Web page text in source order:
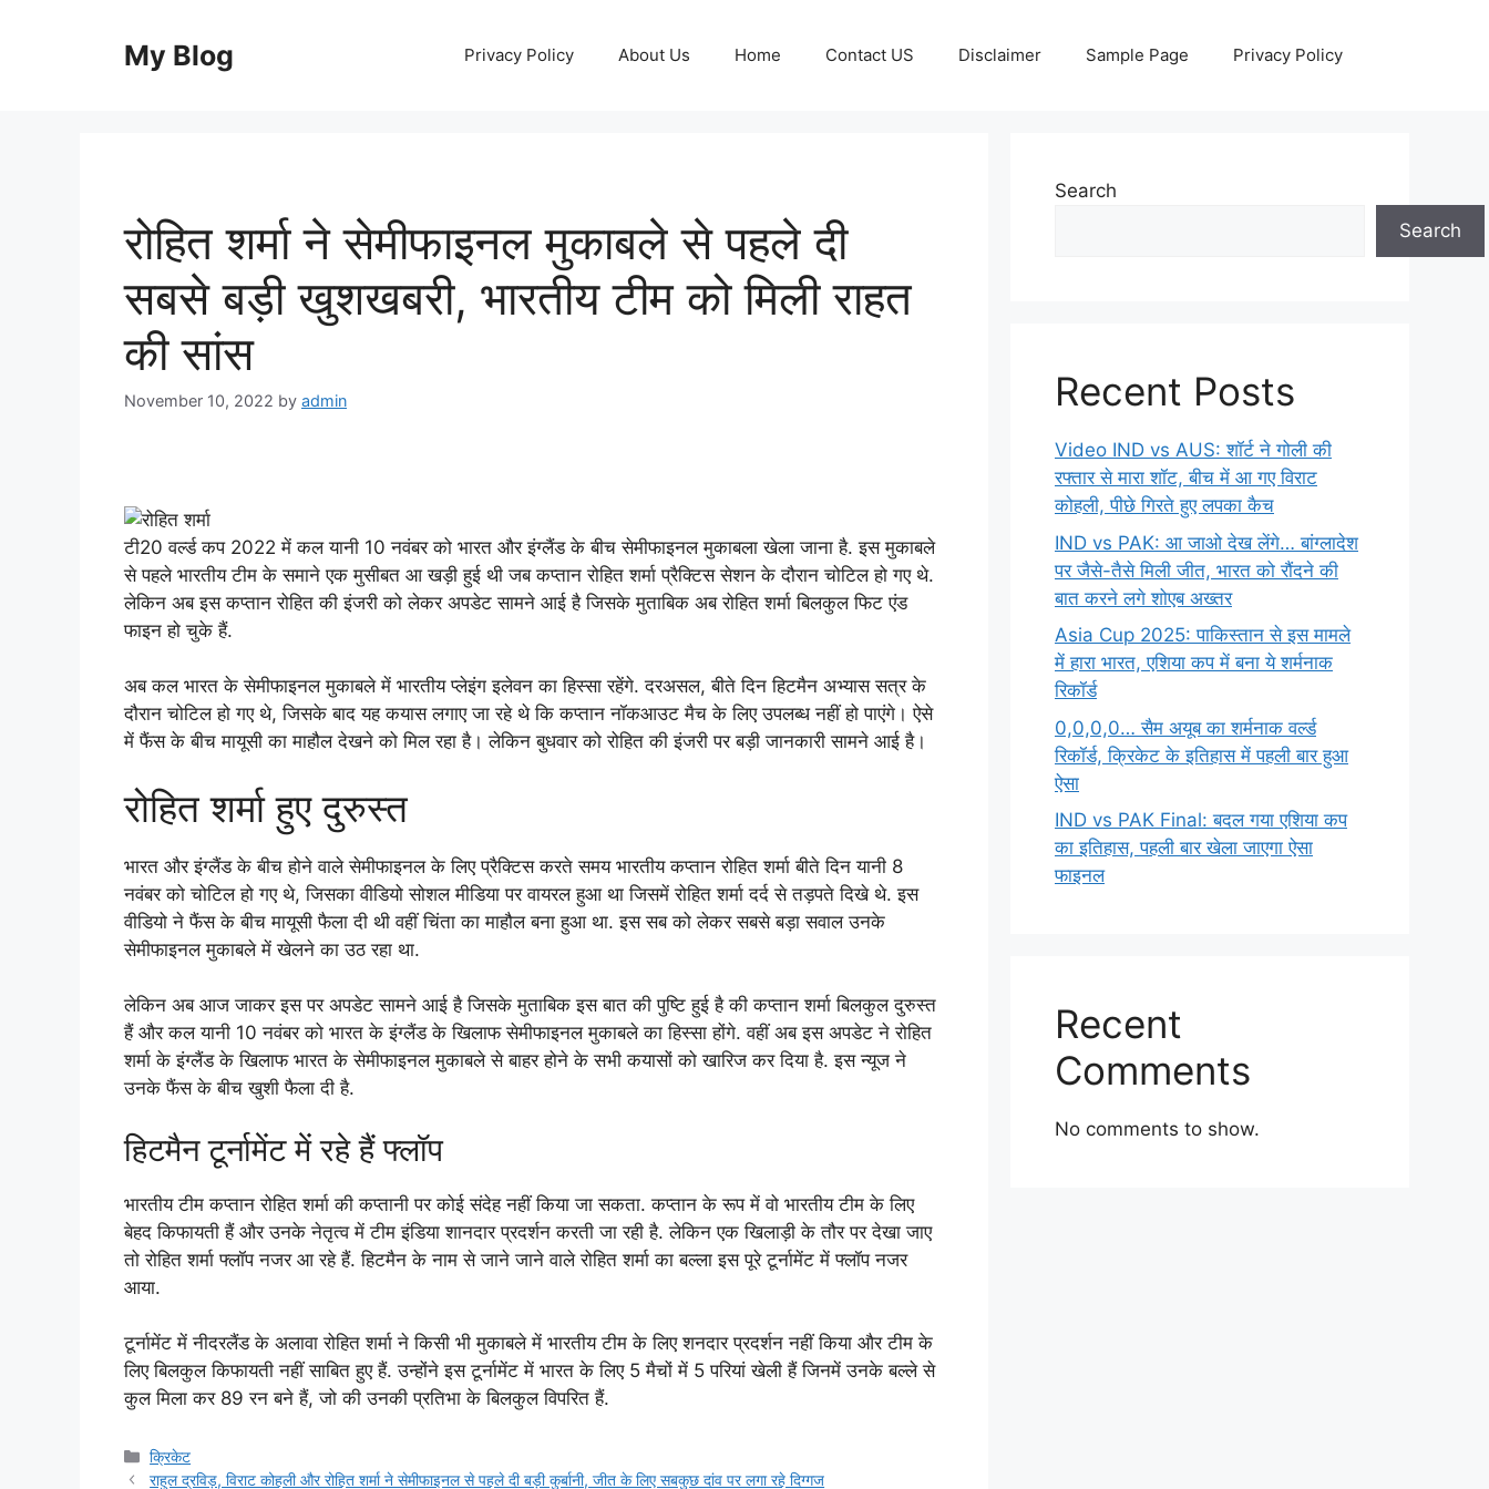
My Blog Privacy Policy About Us Home Contact US Disclaimer Sample Page Privacy Policy
रोहित शर्मा ने सेमीफाइनल मुकाबले से पहले दी
सबसे बड़ी खुशखबरी, भारतीय टीम को मिली राहत
की सांस
November 10, 2022 by admin
टी20 वर्ल्ड कप 2022 में कल यानी 10 नवंबर को भारत और इंग्लैंड के बीच सेमीफाइनल मुकाबला खेला जाना है. इस मुकाबले
से पहले भारतीय टीम के समाने एक मुसीबत आ खड़ी हुई थी जब कप्तान रोहित शर्मा प्रैक्टिस सेशन के दौरान चोटिल हो गए थे.
लेकिन अब इस कप्तान रोहित की इंजरी को लेकर अपडेट सामने आई है जिसके मुताबिक अब रोहित शर्मा बिलकुल फिट एंड
फाइन हो चुके हैं.
अब कल भारत के सेमीफाइनल मुकाबले में भारतीय प्लेइंग इलेवन का हिस्सा रहेंगे. दरअसल, बीते दिन हिटमैन अभ्यास सत्र के
दौरान चोटिल हो गए थे, जिसके बाद यह कयास लगाए जा रहे थे कि कप्तान नॉकआउट मैच के लिए उपलब्ध नहीं हो पाएंगे। ऐसे
में फैंस के बीच मायूसी का माहौल देखने को मिल रहा है। लेकिन बुधवार को रोहित की इंजरी पर बड़ी जानकारी सामने आई है।
रोहित शर्मा हुए दुरुस्त
भारत और इंग्लैंड के बीच होने वाले सेमीफाइनल के लिए प्रैक्टिस करते समय भारतीय कप्तान रोहित शर्मा बीते दिन यानी 8
नवंबर को चोटिल हो गए थे, जिसका वीडियो सोशल मीडिया पर वायरल हुआ था जिसमें रोहित शर्मा दर्द से तड़पते दिखे थे. इस
वीडियो ने फैंस के बीच मायूसी फैला दी थी वहीं चिंता का माहौल बना हुआ था. इस सब को लेकर सबसे बड़ा सवाल उनके
सेमीफाइनल मुकाबले में खेलने का उठ रहा था.
लेकिन अब आज जाकर इस पर अपडेट सामने आई है जिसके मुताबिक इस बात की पुष्टि हुई है की कप्तान शर्मा बिलकुल दुरुस्त
हैं और कल यानी 10 नवंबर को भारत के इंग्लैंड के खिलाफ सेमीफाइनल मुकाबले का हिस्सा होंगे. वहीं अब इस अपडेट ने रोहित
शर्मा के इंग्लैंड के खिलाफ भारत के सेमीफाइनल मुकाबले से बाहर होने के सभी कयासों को खारिज कर दिया है. इस न्यूज ने
उनके फैंस के बीच खुशी फैला दी है.
हिटमैन टूर्नामेंट में रहे हैं फ्लॉप
भारतीय टीम कप्तान रोहित शर्मा की कप्तानी पर कोई संदेह नहीं किया जा सकता. कप्तान के रूप में वो भारतीय टीम के लिए
बेहद किफायती हैं और उनके नेतृत्व में टीम इंडिया शानदार प्रदर्शन करती जा रही है. लेकिन एक खिलाड़ी के तौर पर देखा जाए
तो रोहित शर्मा फ्लॉप नजर आ रहे हैं. हिटमैन के नाम से जाने जाने वाले रोहित शर्मा का बल्ला इस पूरे टूर्नामेंट में फ्लॉप नजर
आया.
टूर्नामेंट में नीदरलैंड के अलावा रोहित शर्मा ने किसी भी मुकाबले में भारतीय टीम के लिए शनदार प्रदर्शन नहीं किया और टीम के
लिए बिलकुल किफायती नहीं साबित हुए हैं. उन्होंने इस टूर्नामेंट में भारत के लिए 5 मैचों में 5 परियां खेली हैं जिनमें उनके बल्ले से
कुल मिला कर 89 रन बने हैं, जो की उनकी प्रतिभा के बिलकुल विपरित हैं.
Categories
क्रिकेट
राहुल द्रविड़, विराट कोहली और रोहित शर्मा ने सेमीफाइनल से पहले दी बड़ी कुर्बानी, जीत के लिए सबकुछ दांव पर लगा रहे दिग्गज
Search
Search
Recent Posts
Video IND vs AUS: शॉर्ट ने गोली की
रफ्तार से मारा शॉट, बीच में आ गए विराट
कोहली, पीछे गिरते हुए लपका कैच
IND vs PAK: आ जाओ देख लेंगे… बांग्लादेश
पर जैसे-तैसे मिली जीत, भारत को रौंदने की
बात करने लगे शोएब अख्तर
Asia Cup 2025: पाकिस्तान से इस मामले
में हारा भारत, एशिया कप में बना ये शर्मनाक
रिकॉर्ड
0,0,0,0… सैम अयूब का शर्मनाक वर्ल्ड
रिकॉर्ड, क्रिकेट के इतिहास में पहली बार हुआ
ऐसा
IND vs PAK Final: बदल गया एशिया कप
का इतिहास, पहली बार खेला जाएगा ऐसा
फाइनल
Recent
Comments
No comments to show.